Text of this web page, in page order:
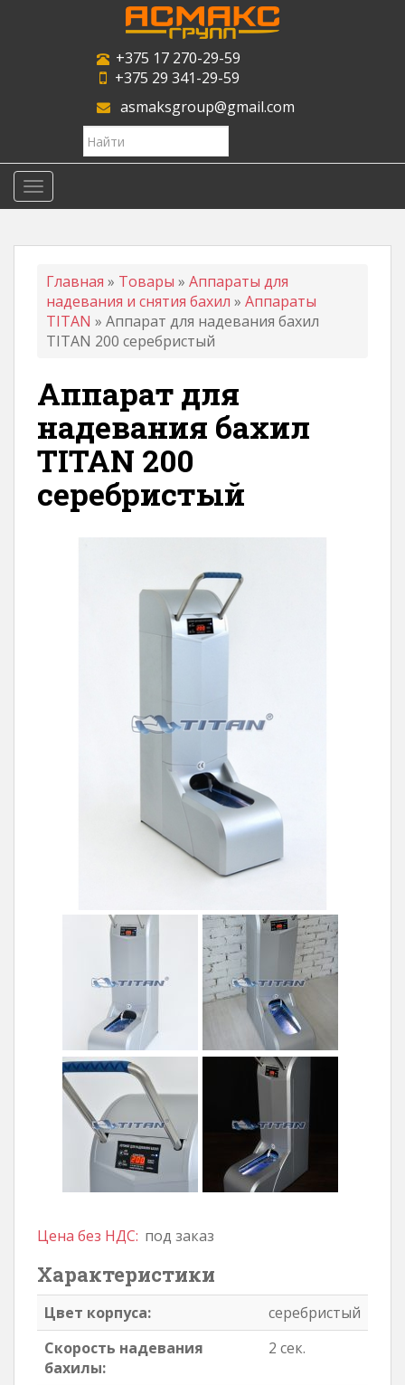
i
c
+375 17 270-29-59
+375 29 341-29-59
asmaksgroup@gmail.com
Search
for:
TOGGLE NAVIGATION
Главная » Товары » Аппараты для
надевания и снятия бахил » Аппараты
TITAN » Аппарат для надевания бахил
TITAN 200 серебристый
Аппарат для
надевания бахил
TITAN 200
серебристый
Цена без НДС: под заказ
Характеристики
Цвет корпуса:
серебристый
Скорость надевания
бахилы:
2 сек.